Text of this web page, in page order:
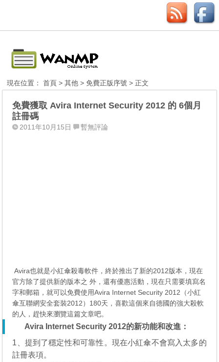
現在位置：首頁 >其他 >免費正版序號 > 正文
免費獲取 Avira Internet Security 2012 的 6個月
註冊碼
2011年10月15日 暫無評論
Avira也就是小紅傘殺毒軟件，終於推出了新的2012版本，現在
官方除了提供新的版本之 外，還有優惠活動，現在只需要填寫名
字和郵箱，就可以免費使用Avira Internet Security 2012（小紅
傘互聯網安全套裝2012）180天，喜歡這個來自德國的強大殺軟
的人，趕快來瀏覽這篇文章吧。
Avira Internet Security 2012的新功能和改進：
1、提到了穩定性和可靠性。現在小紅傘不會寫入太多的
註冊表項。